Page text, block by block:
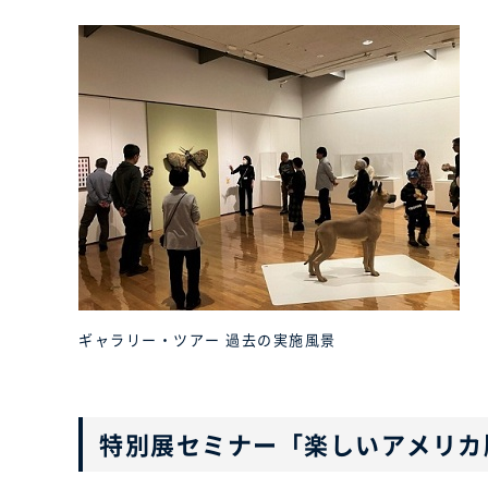
ギャラリー・ツアー 過去の実施風景
特別展セミナー「楽しいアメリ